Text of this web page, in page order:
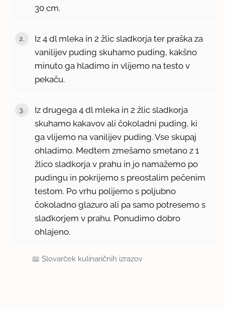
30 cm.
Iz 4 dl mleka in 2 žlic sladkorja ter praška za
vanilijev puding skuhamo puding, kakšno
minuto ga hladimo in vlijemo na testo v
pekaču.
Iz drugega 4 dl mleka in 2 žlic sladkorja
skuhamo kakavov ali čokoladni puding, ki
ga vlijemo na vanilijev puding. Vse skupaj
ohladimo. Medtem zmešamo smetano z 1
žlico sladkorja v prahu in jo namažemo po
pudingu in pokrijemo s preostalim pečenim
testom. Po vrhu polijemo s poljubno
čokoladno glazuro ali pa samo potresemo s
sladkorjem v prahu. Ponudimo dobro
ohlajeno.
📖Slovarček kulinaričnih izrazov